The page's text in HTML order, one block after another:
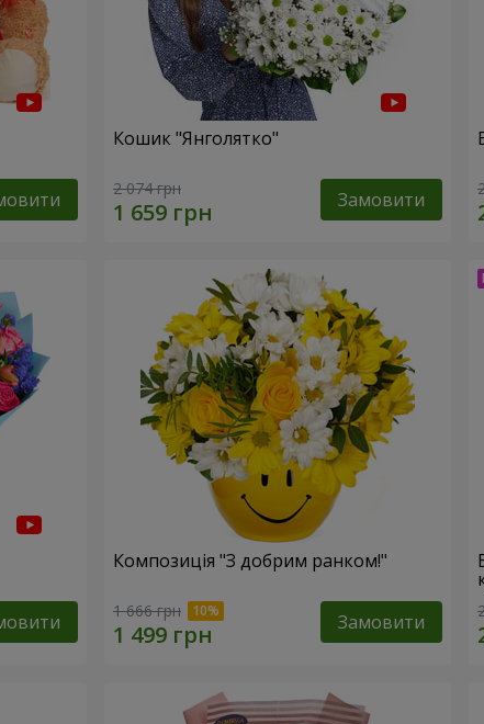
Кошик "Янголятко"
2 074 грн Замовити
Композиція "З добрим ранком!"
1 666 грн Замовити